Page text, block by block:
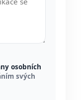
osobních
svých